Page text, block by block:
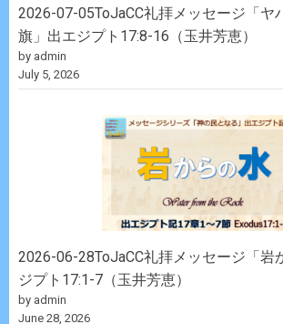
2026-07-05ToJaCC礼拝メッセージ「ヤ
旗」出エジプト17:8-16（玉井芳恵）
by admin
July 5, 2026
2026-06-28ToJaCC礼拝メッセージ「岩
ジプト17:1-7（玉井芳恵）
by admin
June 28, 2026